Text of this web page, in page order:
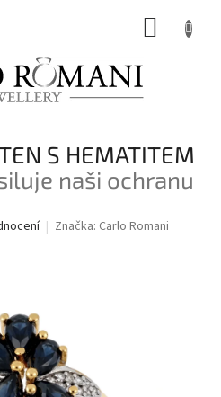
S HEMATITEM
naši ochranu
Značka: Carlo Romani